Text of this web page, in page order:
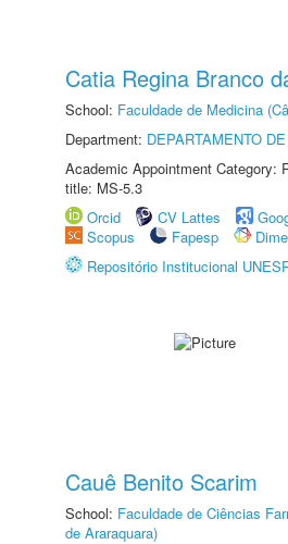
Catia Regina Branco
School: Faculdade de Medicina
Department: DEPARTAMENTO
Academic Appointment Category:
title: MS-5.3
Orcid
CV Lattes
Scopus
Fapesp
Repositório Institucional
Cauê Benito Scarim
School: Faculdade de Ciências
de Araraquara)